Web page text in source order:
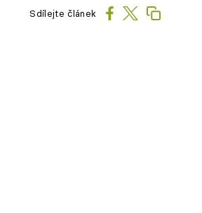
Sdílejte článek